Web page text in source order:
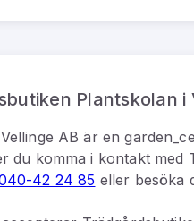
Plantskolan i
AB är en
du komma i kontakt med
42 24 85 eller besöka